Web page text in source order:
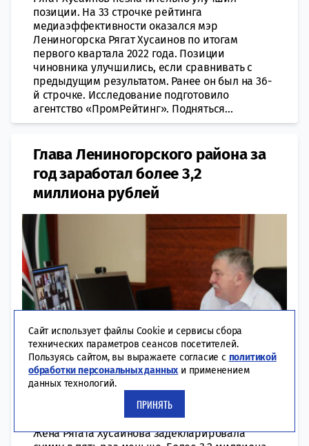
позиции. На 33 строчке рейтинга
медиаэффективности оказался мэр
Лениногорска Рягат Хусаинов по итогам
первого квартала 2022 года. Позиции
чиновника улучшились, если сравнивать с
предыдущим результатом. Ранее он был на 36-
й строчке. Исследование подготовило
агентство «ПромРейтинг». Подняться...
Глава Лениногорского района за
год заработал более 3,2
миллиона рублей
РЕГИОНЫ
Жена Рягата Хусаинова задекларировала
Сайт использует файлы Cookie и сервисы сбора
технических параметров сеансов посетителей.
Пользуясь сайтом, вы выражаете согласие с политикой
обработки персональных данных и применением
данных технологий.
ПРИНЯТЬ